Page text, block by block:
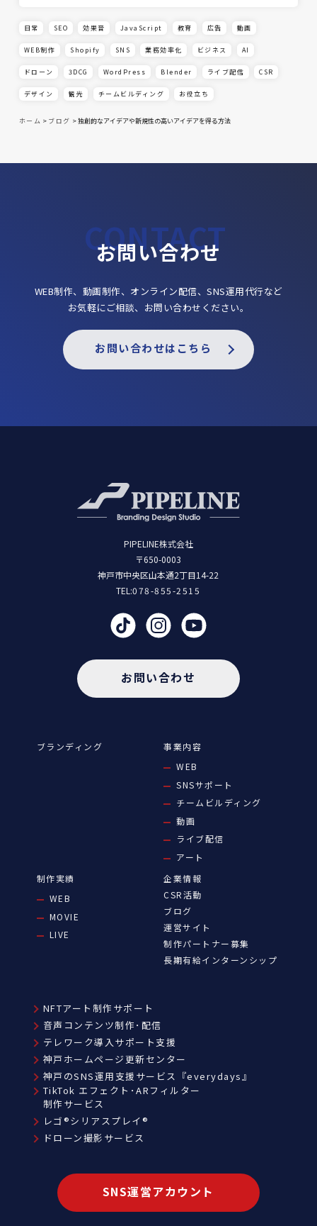
日常 SEO 効果音 JavaScript 教育 広告 動画
WEB制作 Shopify SNS 業務効率化 ビジネス AI
ドローン 3DCG WordPress Blender ライブ配信 CSR
デザイン 観光 チームビルディング お役立ち
ホーム > ブログ >独創的なアイデアや新規性の高いアイデアを得る方法
お問い合わせ
WEB制作、動画制作、オンライン配信、SNS運用代行など
お気軽にご相談、お問い合わせください。
お問い合わせはこちら
PIPELINE株式会社
〒650-0003
神戸市中央区山本通2丁目14-22
TEL:078-855-2515
お問い合わせ
ブランディング
事業内容
WEB
SNSサポート
チームビルディング
動画
ライブ配信
アート
制作実績
WEB
MOVIE
LIVE
企業情報
CSR活動
ブログ
運営サイト
制作パートナー募集
長期有給インターンシップ
NFTアート制作サポート
音声コンテンツ制作･配信
テレワーク導入サポート支援
神戸ホームページ更新センター
神戸のSNS運用支援サービス『everydays』
TikTok エフェクト･ARフィルター
制作サービス
レゴ®シリアスプレイ®
ドローン撮影サービス
SNS運営アカウント